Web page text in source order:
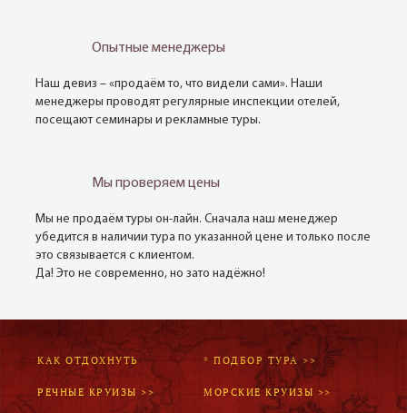
Опытные менеджеры
Наш девиз – «продаём то, что видели сами». Наши
менеджеры проводят регулярные инспекции отелей,
посещают семинары и рекламные туры.
Мы проверяем цены
Мы не продаём туры он-лайн. Сначала наш менеджер
убедится в наличии тура по указанной цене и только после
это связывается с клиентом.
Да! Это не современно, но зато надёжно!
КАК ОТДОХНУТЬ * ПОДБОР ТУРА >>
РЕЧНЫЕ КРУИЗЫ >> МОРСКИЕ КРУИЗЫ >>